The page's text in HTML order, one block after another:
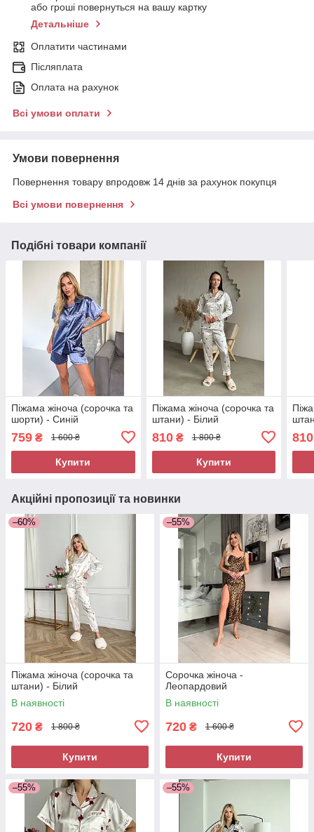
або гроші повернуться на вашу картку
Детальніше
Оплатити частинами
Післяплата
Оплата на рахунок
Всі умови оплати
Умови повернення
Повернення товару впродовж 14 днів за рахунок покупця
Всі умови повернення
Подібні товари компанії
Піжама жіноча (сорочка та
шорти) - Синій
759 ₴ 1 600 ₴
Купити
Піжама жіноча (сорочка та
штани) - Білий
810₴ 1 800 ₴
Купити
810
Акційні пропозиції та новинки
–60%
Піжама жіноча (сорочка та
штани) - Білий
В наявності
720 ₴ 1 800 ₴
Купити
–55%
Сорочка жіноча -
Леопардовий
В наявності
720 ₴ 1 600 ₴
Купити
–55% –55%